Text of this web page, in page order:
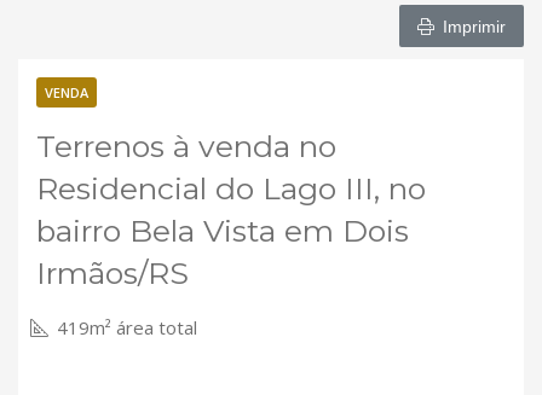
Imprimir
VENDA
Terrenos à venda no
Residencial do Lago III, no
bairro Bela Vista em Dois
Irmãos/RS
419m² área total